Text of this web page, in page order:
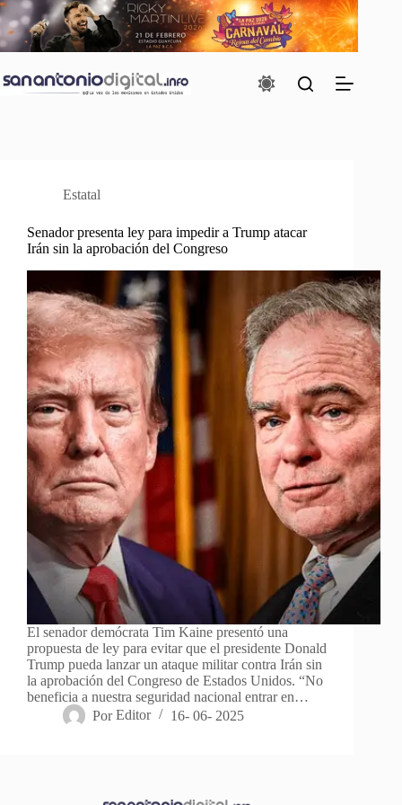
Saltar
al
contenido
Estatal
Senador presenta ley para impedir a Trump atacar
Irán sin la aprobación del Congreso
El senador demócrata Tim Kaine presentó una
propuesta de ley para evitar que el presidente Donald
Trump pueda lanzar un ataque militar contra Irán sin
la aprobación del Congreso de Estados Unidos. “No
beneficia a nuestra seguridad nacional entrar en…
Por Editor 16- 06- 2025